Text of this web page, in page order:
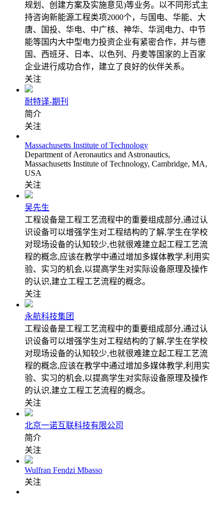
规划、创建方案及实施意见)等业务。以不同形式主
持咨询新能源工程类项2000个，与国电、华能、大
唐、国投、华电、中广核、神华、华润电力、中节
能等国内大中型电力投资企业有紧密合作，并与德
国、西班牙、日本、以色列、丹麦等国家的上百家
企业进行成功合作，建立了良好的伙伴关系。
关注
耐特译-期刊
简介
关注
Massachusetts Institute of Technology
Department of Aeronautics and Astronautics,
Massachusetts Institute of Technology, Cambridge, MA,
USA
关注
吴先生
工程设备是工程工艺流程中的重要组成部分,通过认
识设备可以增强学生对工程结构的了解,学生在学校
对现场设备的认知较少,也就很难建立起工程工艺流
程的概念,应该在教学中通过增加多媒体教学,利用实
验、实习的机会,以提高学生对实际设备原理及操作
的认识,建立工程工艺流程的概念。
关注
永航科技集团
工程设备是工程工艺流程中的重要组成部分,通过认
识设备可以增强学生对工程结构的了解,学生在学校
对现场设备的认知较少,也就很难建立起工程工艺流
程的概念,应该在教学中通过增加多媒体教学,利用实
验、实习的机会,以提高学生对实际设备原理及操作
的认识,建立工程工艺流程的概念。
关注
北京一诺互联科技有限公司
简介
关注
Wulfran Fendzi Mbasso
关注